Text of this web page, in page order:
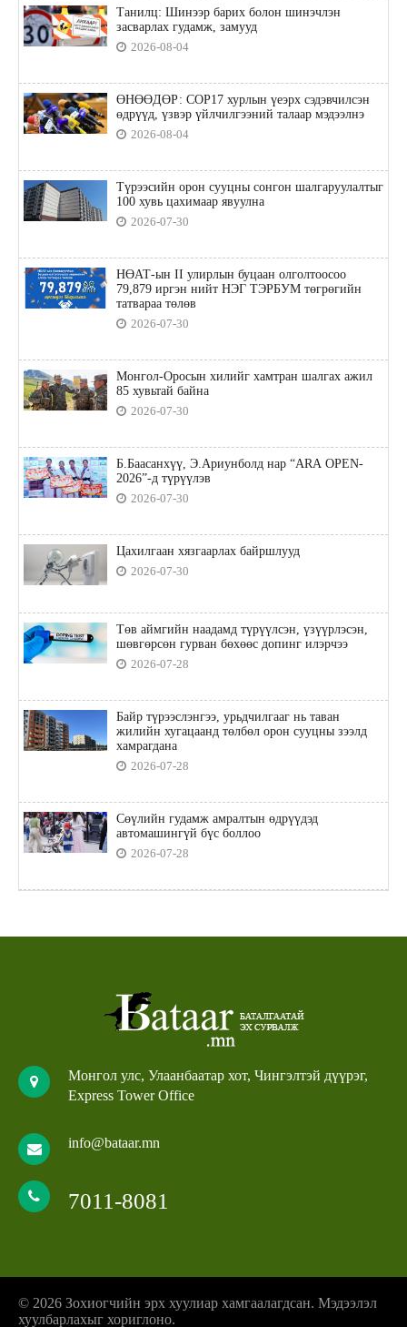
Танилц: Шинээр барих болон шинэчлэн
засварлах гудамж, замууд
2026-08-04
ӨНӨӨДӨР: COP17 хурлын үеэрх сэдэвчилсэн
өдрүүд, үзвэр үйлчилгээний талаар мэдээлнэ
2026-08-04
Түрээсийн орон сууцны сонгон шалгаруулалтыг
100 хувь цахимаар явуулна
2026-07-30
НӨАТ-ын II улирлын буцаан олголтоосоо
79,879 иргэн нийт НЭГ ТЭРБУМ төгрөгийн
татвараа төлөв
2026-07-30
Монгол-Оросын хилийг хамтран шалгах ажил
85 хувьтай байна
2026-07-30
Б.Баасанхүү, Э.Ариунболд нар “ARA OPEN-
2026”-д түрүүлэв
2026-07-30
Цахилгаан хязгаарлах байршлууд
2026-07-30
Төв аймгийн наадамд түрүүлсэн, үзүүрлэсэн,
шөвгөрсөн гурван бөхөөс допинг илэрчээ
2026-07-28
Байр түрээслэнгээ, урьдчилгааг нь таван
жилийн хугацаанд төлбөл орон сууцны зээлд
хамрагдана
2026-07-28
Сөүлийн гудамж амралтын өдрүүдэд
автомашингүй бүс боллоо
2026-07-28
Монгол улс, Улаанбаатар хот, Чингэлтэй дүүрэг,
Express Tower Office
info@bataar.mn
7011-8081
© 2026 Зохиогчийн эрх хуулиар хамгаалагдсан. Мэдээлэл
хуулбарлахыг хориглоно.